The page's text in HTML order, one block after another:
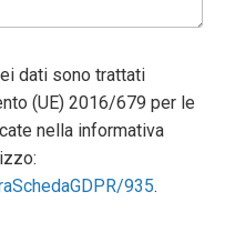
dati sono trattati
(UE) 2016/679 per le
nella informativa
935.